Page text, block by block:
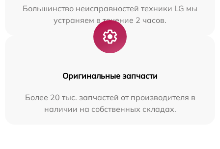
Большинство неисправностей техники LG мы
устраняем в течение 2 часов.
Оригинальные запчасти
Более 20 тыс. запчастей от производителя в
наличии на собственных складах.